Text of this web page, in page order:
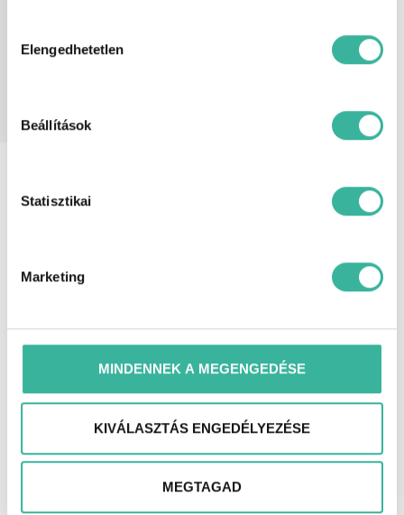
kiválasztása
Elengedhetetlen
Beállítások
Statisztikai
Marketing
MINDENNEK A MEGENGEDÉSE
KIVÁLASZTÁS ENGEDÉLYEZÉSE
MEGTAGAD
veszélyre felkészítő rendszer, vészfék
deréktámasz, digitális műszeregység,
elektromosan behajtható külső tükrök,
elektronikus rögzítőfék, érintőkijelző,
esőszenzor, ESP (menetstabilizátor),
fáradtságérzékelő, fényszóró
magasságállítás, függönylégzsák,
fűthető első ülés, fűthető kormány,
fűtőszálas szélvédő, GPS (navigáció),
hangvezérlés, hátsó fejtámlák, hátsó
figyelmeztetés, hátsó oldal légzsák,